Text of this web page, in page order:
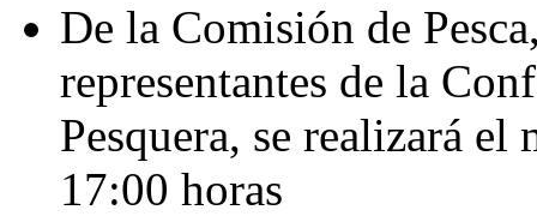
De la Comisión de
representantes de la
Pesquera, se realizará
17:00 horas